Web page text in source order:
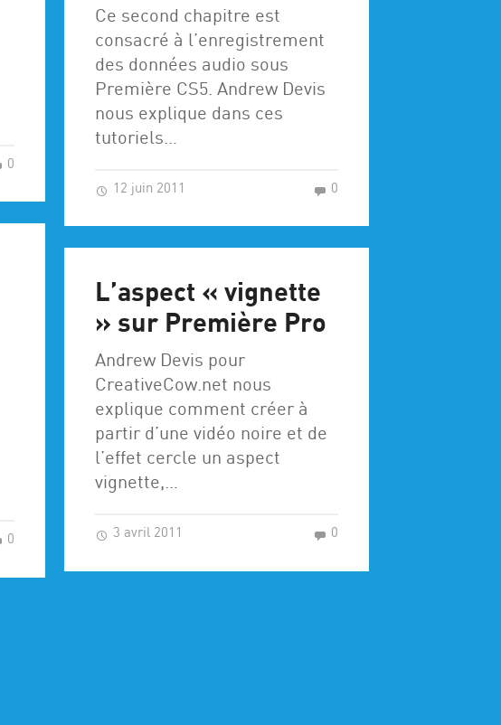
0
Ce second chapitre est
consacré à l’enregistrement
des données audio sous
Première CS5. Andrew Devis
nous explique dans ces
tutoriels…
12 juin 2011 0
0
L’aspect « vignette
» sur Première Pro
Andrew Devis pour
CreativeCow.net nous
explique comment créer à
partir d’une vidéo noire et de
l’effet cercle un aspect
vignette,…
3 avril 2011 0